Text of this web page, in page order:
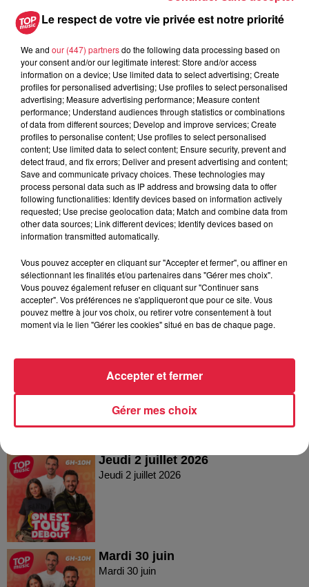
Les dernières infos sur la venue du
pape à Metz en septembre
5 août 2026
Europa-Park : des précisons sur
l’après Euro-Mir
Dans la même série
Top Music a Rulantica
Top Music a Rulantica
Vendredi 03 juillet 2026
Jeudi 2 juillet 2026
Jeudi 2 juillet 2026
Mardi 30 juin
Mardi 30 juin
Le respect de votre vie privée est notre priorité
We and our (447) partnersdo the following data processing based on
your consent and/or our legitimate interest: Store and/or access
information on a device; Use limited data to select advertising; Create
profiles for personalised advertising; Use profiles to select personalised
advertising; Measure advertising performance; Measure content
performance; Understand audiences through statistics or combinations
of data from different sources; Develop and improve services; Create
profiles to personalise content; Use profiles to select personalised
content; Use limited data to select content; Ensure security, prevent and
detect fraud, and fix errors; Deliver and present advertising and content;
Save and communicate privacy choices. These technologies may
process personal data such as IP address and browsing data to offer
following functionalities: Identify devices based on information actively
requested; Use precise geolocation data; Match and combine data from
other data sources; Link different devices; Identify devices based on
information transmitted automatically.
Vous pouvez accepter en cliquant sur "Accepter et fermer", ou affiner en
sélectionnant les finalités et/ou partenaires dans "Gérer mes choix".
Vous pouvez également refuser en cliquant sur "Continuer sans
accepter". Vos préférences ne s'appliqueront que pour ce site. Vous
pouvez mettre à jour vos choix, ou retirer votre consentement à tout
moment via le lien "Gérer les cookies" situé en bas de chaque page.
Gérer mes choix
Accepter et fermer